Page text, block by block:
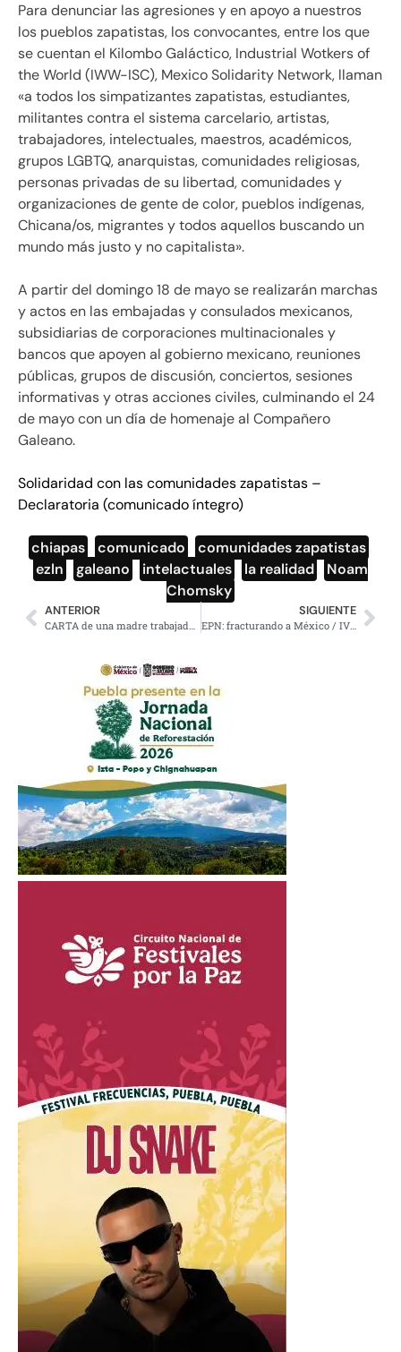
Para denunciar las agresiones y en apoyo a nuestros
los pueblos zapatistas, los convocantes, entre los que
se cuentan el Kilombo Galáctico, Industrial Wotkers of
the World (IWW-ISC), Mexico Solidarity Network, llaman
«a todos los simpatizantes zapatistas, estudiantes,
militantes contra el sistema carcelario, artistas,
trabajadores, intelectuales, maestros, académicos,
grupos LGBTQ, anarquistas, comunidades religiosas,
personas privadas de su libertad, comunidades y
organizaciones de gente de color, pueblos indígenas,
Chicana/os, migrantes y todos aquellos buscando un
mundo más justo y no capitalista».
A partir del domingo 18 de mayo se realizarán marchas
y actos en las embajadas y consulados mexicanos,
subsidiarias de corporaciones multinacionales y
bancos que apoyen al gobierno mexicano, reuniones
públicas, grupos de discusión, conciertos, sesiones
informativas y otras acciones civiles, culminando el 24
de mayo con un día de homenaje al Compañero
Galeano.
Solidaridad con las comunidades zapatistas –
Declaratoria (comunicado íntegro)
chiapas comunicado comunidades zapatistas
ezln
galeano intelactuales la realidad
Noam
Chomsky
ANTERIOR
CARTA de una madre trabajadora a los maestros en lucha
SIGUIENTE
EPN: fracturando a México / IV Por John Saxe-Fernández